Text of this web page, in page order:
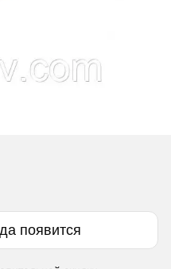
появится